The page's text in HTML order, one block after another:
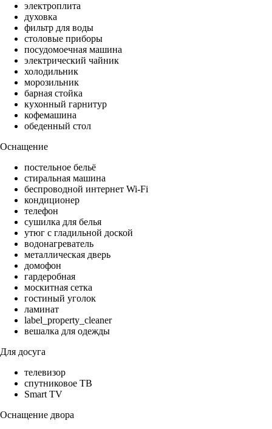
электроплита
духовка
фильтр для воды
столовые приборы
посудомоечная машина
электрический чайник
холодильник
морозильник
барная стойка
кухонный гарнитур
кофемашина
обеденный стол
Оснащение
постельное бельё
стиральная машина
беспроводной интернет Wi-Fi
кондиционер
телефон
сушилка для белья
утюг с гладильной доской
водонагреватель
металлическая дверь
домофон
гардеробная
москитная сетка
гостиный уголок
ламинат
label_property_cleaner
вешалка для одежды
Для досуга
телевизор
спутниковое ТВ
Smart TV
Оснащение двора